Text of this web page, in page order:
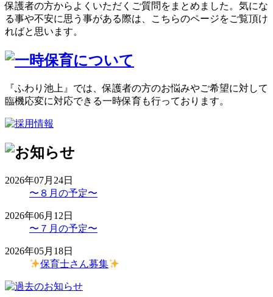
保護者の方からよくいただくご質問をまとめました。気にな
る事や不安に思う事がある際は、こちらのページをご覧頂け
ればと思います。
『ふわり池上』では、保護者の方のお悩みやご希望に対して
臨機応変に対応できる一時保育も行っております。
2026年07月24日
〜８月の予定〜
2026年06月12日
〜７月の予定〜
2026年05月18日
保育士さん募集